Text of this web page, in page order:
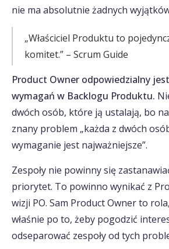
nie ma absolutnie żadnych
„Właściciel Produktu to
komitet.” – Scrum Guide
Product Owner odpowiedzialny
wymagań w Backlogu Produktu.
dwóch osób, które ją ustalają, bo
znany problem „każda z dwóch
wymaganie jest najważniejsze”.
Zespoły nie powinny się
priorytet. To powinno wynikać z
wizji PO. Sam Product Owner to
właśnie po to, żeby pogodzić
odseparować zespoły od tych